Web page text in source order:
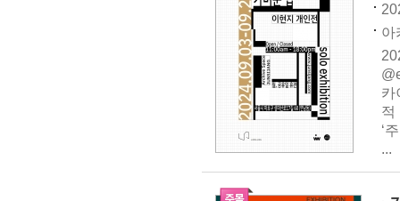
아
카
적
‘
...